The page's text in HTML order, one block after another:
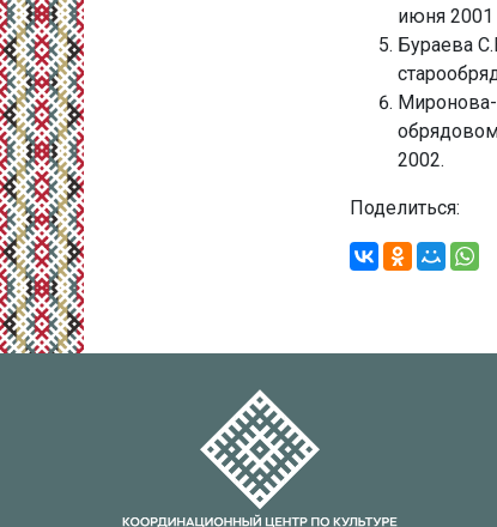
июня 2001
Бураева
2002.
Поделиться: